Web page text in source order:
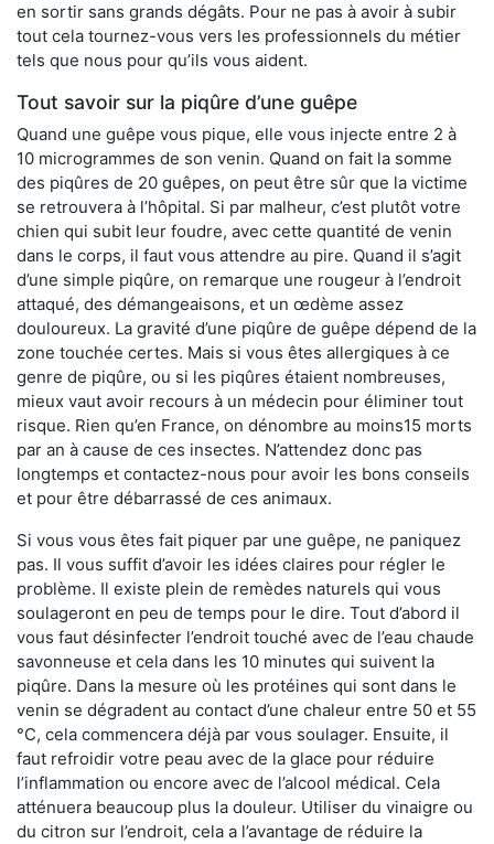
en sortir sans grands dégâts. Pour ne pas à avoir à subir
tout cela tournez-vous vers les professionnels du métier
tels que nous pour qu’ils vous aident.
Tout savoir sur la piqûre d’une guêpe
Quand une guêpe vous pique, elle vous injecte entre 2 à
10 microgrammes de son venin. Quand on fait la somme
des piqûres de 20 guêpes, on peut être sûr que la victime
se retrouvera à l’hôpital. Si par malheur, c’est plutôt votre
chien qui subit leur foudre, avec cette quantité de venin
dans le corps, il faut vous attendre au pire. Quand il s’agit
d’une simple piqûre, on remarque une rougeur à l’endroit
attaqué, des démangeaisons, et un œdème assez
douloureux. La gravité d’une piqûre de guêpe dépend de la
zone touchée certes. Mais si vous êtes allergiques à ce
genre de piqûre, ou si les piqûres étaient nombreuses,
mieux vaut avoir recours à un médecin pour éliminer tout
risque. Rien qu’en France, on dénombre au moins15 morts
par an à cause de ces insectes. N’attendez donc pas
longtemps et contactez-nous pour avoir les bons conseils
et pour être débarrassé de ces animaux.
Si vous vous êtes fait piquer par une guêpe, ne paniquez
pas. Il vous suffit d’avoir les idées claires pour régler le
problème. Il existe plein de remèdes naturels qui vous
soulageront en peu de temps pour le dire. Tout d’abord il
vous faut désinfecter l’endroit touché avec de l’eau chaude
savonneuse et cela dans les 10 minutes qui suivent la
piqûre. Dans la mesure où les protéines qui sont dans le
venin se dégradent au contact d’une chaleur entre 50 et 55
°C, cela commencera déjà par vous soulager. Ensuite, il
faut refroidir votre peau avec de la glace pour réduire
l’inflammation ou encore avec de l’alcool médical. Cela
atténuera beaucoup plus la douleur. Utiliser du vinaigre ou
du citron sur l’endroit, cela a l’avantage de réduire la